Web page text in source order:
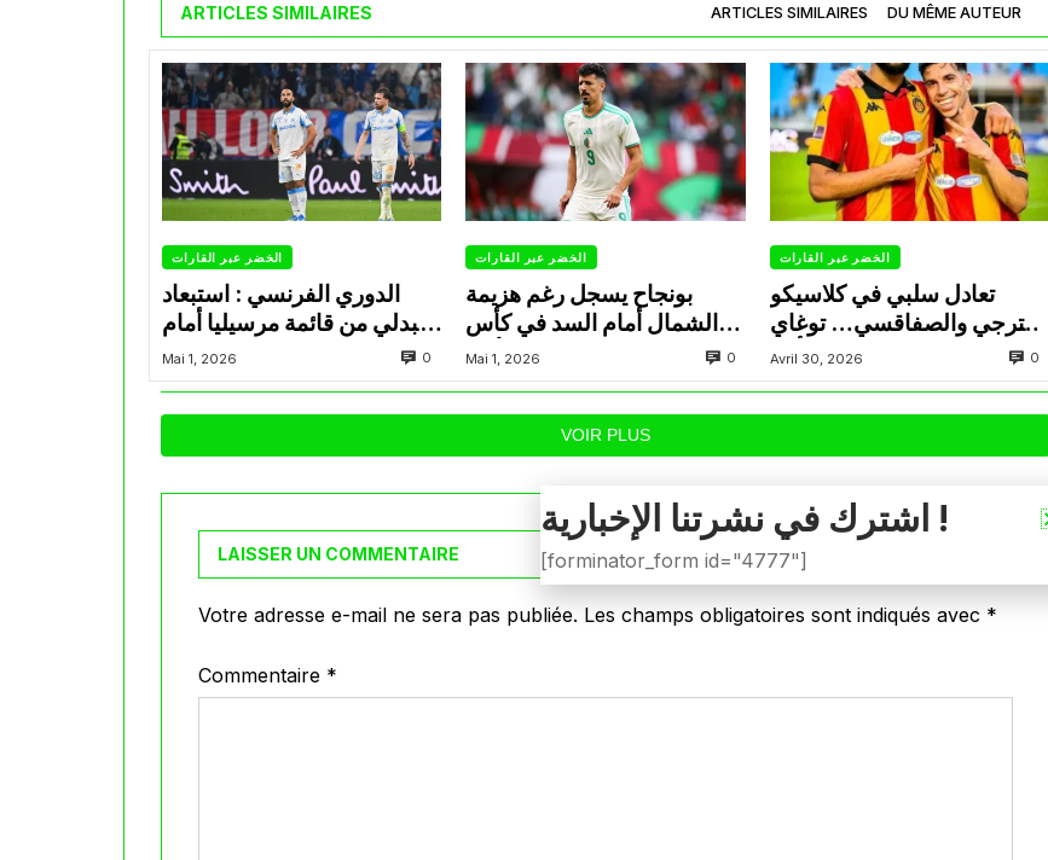
ARTICLES SIMILAIRES ARTICLES SIMILAIRES DU MÊME AUTEUR
الخضر عبر القارات
الدوري الفرنسي : استبعاد
عبدلي من قائمة مرسيليا أمام
نانت
Mai 1, 2026 0
الخضر عبر القارات
بونجاح يسجل رغم هزيمة
الشمال أمام السد في كأس
الأمير
Mai 1, 2026 0
الخضر عبر القارات
تعادل سلبي في كلاسيكو
الترجي والصفاقسي… توغاي
يهدر ركلة جزاء وبوعالية يتألق
Avril 30, 2026 0
VOIR PLUS
LAISSER UN COMMENTAIRE
Votre adresse e-mail ne sera pas publiée. Les champs obligatoires sont indiqués avec *
Commentaire *
اشترك في نشرتنا الإخبارية !
[forminator_form id="4777"]